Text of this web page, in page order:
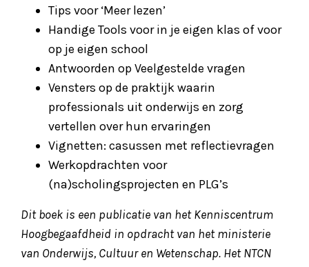
Tips voor ‘Meer lezen’
Handige Tools voor in je eigen klas of voor
op je eigen school
Antwoorden op Veelgestelde vragen
Vensters op de praktijk waarin
professionals uit onderwijs en zorg
vertellen over hun ervaringen
Vignetten: casussen met reflectievragen
Werkopdrachten voor
(na)scholingsprojecten en PLG’s
Dit boek is een publicatie van het Kenniscentrum
Hoogbegaafdheid in opdracht van het ministerie
van Onderwijs, Cultuur en Wetenschap. Het NTCN